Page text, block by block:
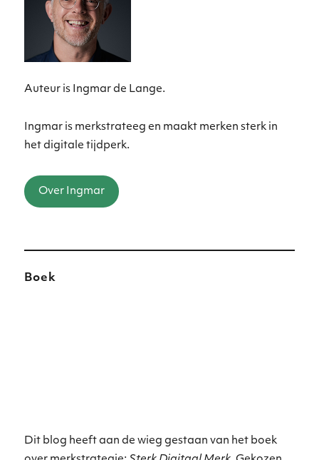
Auteur is Ingmar de Lange.
Ingmar is merkstrateeg en maakt merken sterk in
het digitale tijdperk.
Over Ingmar
Boek
Dit blog heeft aan de wieg gestaan van het boek